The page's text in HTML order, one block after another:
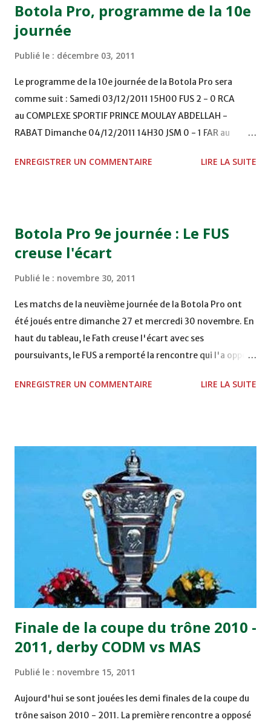
Botola Pro, programme de la 10e
journée
Publié le : décembre 03, 2011
Le programme de la 10e journée de la Botola Pro sera
comme suit : Samedi 03/12/2011 15H00 FUS 2 - 0 RCA
au COMPLEXE SPORTIF PRINCE MOULAY ABDELLAH -
RABAT Dimanche 04/12/2011 14H30 JSM 0 - 1 FAR au
TERRAIN EL ABDI - EL JADIDA 16h30 OCK 0 - 1 HUSA
Mardi 06/12/2011 15H00 WAF - OCS au COMPLEXE SPORTIF
DE FES - FES WAC - MAS Reporté pour cause de finale de la
ENREGISTRER UN COMMENTAIRE LIRE LA SUITE
Botola Pro 9e journée : Le FUS
creuse l'écart
Publié le : novembre 30, 2011
Les matchs de la neuvième journée de la Botola Pro ont
été joués entre dimanche 27 et mercredi 30 novembre. En
haut du tableau, le Fath creuse l'écart avec ses
poursuivants, le FUS a remporté la rencontre qui l'a opposé
2, Badr Kachani a ouvert la marque à la 38e pour les
joueurs soussis, et ont réussi à mener au score à la dernière
minute du temps réglementaire grâce à un but de Mourad
Benchrifa. Son poursuivant direct le CRA de son coté a
chuté à domicile face à l'OCK sur le score de 0 - 2. La
bonne affaire de la semaine a été réalisée par le Moghreb
de Tetouan qui s'est hissé à la deuxième place après avoir
remporté trois précieux points sur la pelouse du complexe
Moulay Abdallah face aux FAR grâce à un but marqué par
Abdeladim Khadrouf à la 61e...
ENREGISTRER UN COMMENTAIRE LIRE LA SUITE
Finale de la coupe du trône 2010 -
2011, derby CODM vs MAS
Publié le : novembre 15, 2011
Aujourd'hui se sont jouées les demi finales de la coupe du
trône saison 2010 - 2011. La première rencontre a opposé